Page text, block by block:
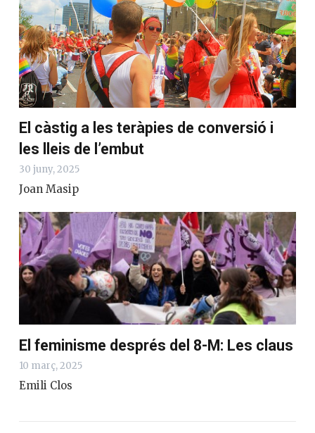
El càstig a les teràpies de conversió i
les lleis de l’embut
30 juny, 2025
Joan Masip
El feminisme després del 8-M: Les claus
10 març, 2025
Emili Clos